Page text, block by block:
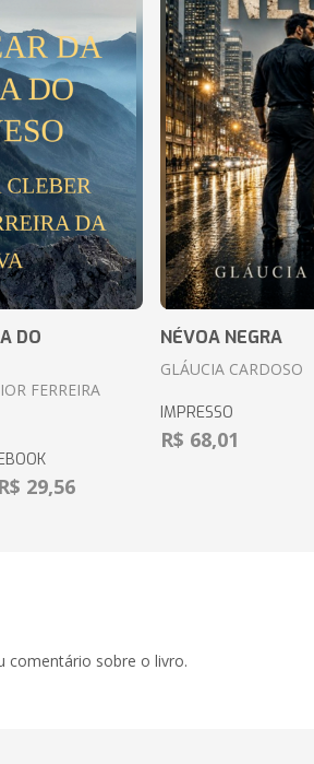
DO
FERREIRA
R$ 29,56
NÉVOA NEGRA
GLÁUCIA CARDOSO
IMPRESSO
R$ 68,01
comentário sobre o livro.